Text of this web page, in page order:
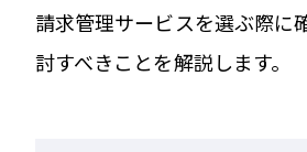
請求管理サービスを選ぶ際に
討すべきことを解説します。